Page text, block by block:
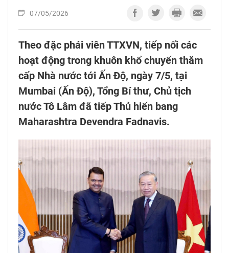
07/05/2026
Theo đặc phái viên TTXVN, tiếp nối các
hoạt động trong khuôn khổ chuyến thăm
cấp Nhà nước tới Ấn Độ, ngày 7/5, tại
Mumbai (Ấn Độ), Tổng Bí thư, Chủ tịch
nước Tô Lâm đã tiếp Thủ hiến bang
Maharashtra Devendra Fadnavis.